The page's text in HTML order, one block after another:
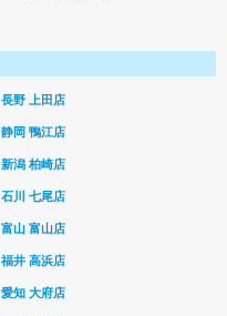
長野 上田店
静岡 鴨江店
新潟 柏崎店
石川 七尾店
富山 富山店
福井 高浜店
愛知 大府店